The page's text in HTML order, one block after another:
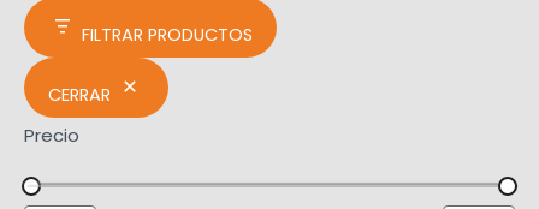
FILTRAR PRODUCTOS
CERRAR
Precio